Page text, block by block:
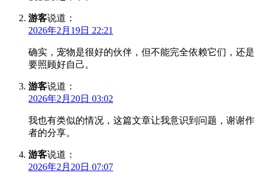
游客说道：
2026年2月19日 22:21
确实，宠物是很好的伙伴，但不能完全依赖它们，还是
要照顾好自己。
游客说道：
2026年2月20日 03:02
我也有类似的情况，这篇文章让我意识到问题，谢谢作
者的分享。
游客说道：
2026年2月20日 07:07